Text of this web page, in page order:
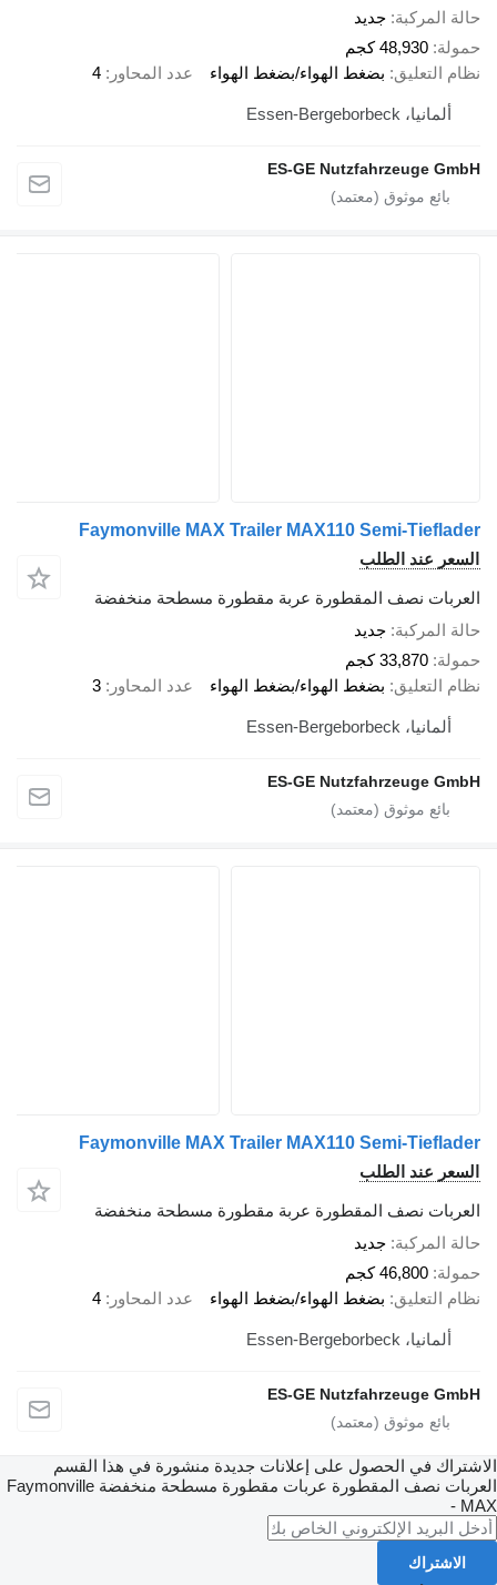
حالة المركبة جديد
حمولة 48,930 كجم
نظام التعليق بضغط الهواء/بضغط الهواء عدد المحاور 4
ألمانيا، Essen-Bergeborbeck
ES-GE Nutzfahrzeuge GmbH
Faymonville MAX Trailer MAX110 Semi-Tieflader
السعر عند الطلب
العربات نصف المقطورة عربة مقطورة مسطحة منخفضة
حالة المركبة جديد
حمولة 33,870 كجم
نظام التعليق بضغط الهواء/بضغط الهواء عدد المحاور 3
ألمانيا، Essen-Bergeborbeck
ES-GE Nutzfahrzeuge GmbH
Faymonville MAX Trailer MAX110 Semi-Tieflader
السعر عند الطلب
العربات نصف المقطورة عربة مقطورة مسطحة منخفضة
حالة المركبة جديد
حمولة 46,800 كجم
نظام التعليق بضغط الهواء/بضغط الهواء عدد المحاور 4
ألمانيا، Essen-Bergeborbeck
ES-GE Nutzfahrzeuge GmbH
الاشتراك في الحصول على إعلانات جديدة منشورة في هذا القسم
العربات نصف المقطورة عربات مقطورة مسطحة منخفضة Faymonville
- MAX
الاشتراك